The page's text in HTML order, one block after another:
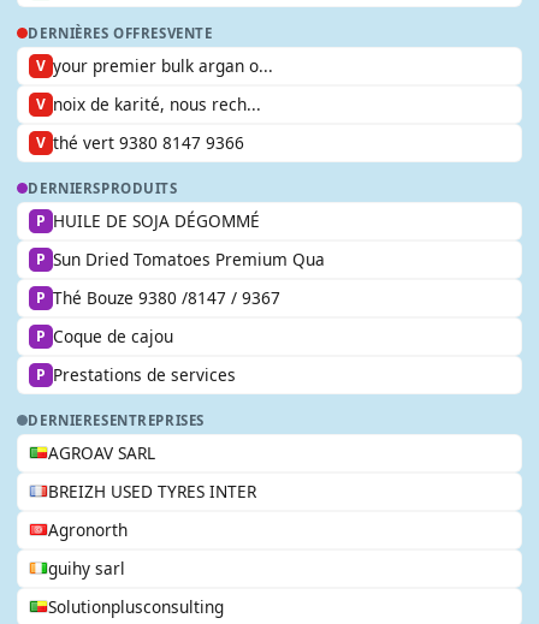
DERNIÈRES OFFRESVENTE
V your premier bulk argan o...
V noix de karité, nous rech...
V thé vert 9380 8147 9366
DERNIERSPRODUITS
P HUILE DE SOJA DÉGOMMÉ
P Sun Dried Tomatoes Premium Qua
P Thé Bouze 9380 /8147 / 9367
P Coque de cajou
P Prestations de services
DERNIERESENTREPRISES
AGROAV SARL
BREIZH USED TYRES INTER
Agronorth
guihy sarl
Solutionplusconsulting